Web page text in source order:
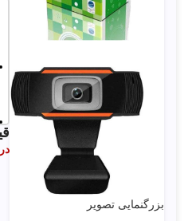
بزرگنمایی تصویر